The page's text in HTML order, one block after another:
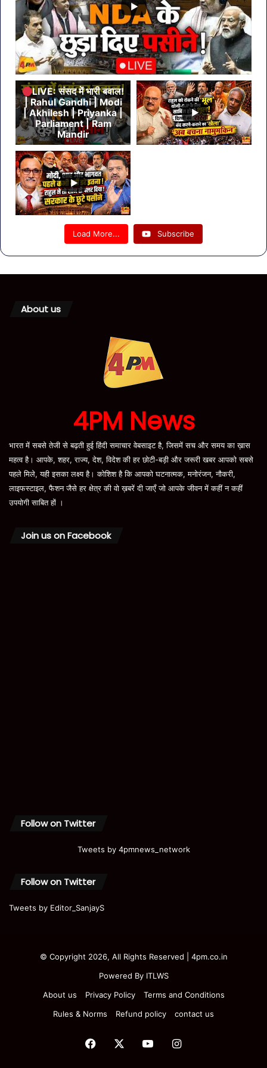
LIVE: संसद में भारी बवाल!
| Rahul Gandhi | Modi
| Akhilesh | Priyanka |
Parliament | Ram
Mandir
Load More... Subscribe
About us
4PM News
भारत में सबसे तेजी से बढ़ती हुई हिंदी समाचार वेबसाइट है, जिसमें सच और समय का ख़ास
महत्व है। आपके, शहर, राज्य, देश, विदेश की हर छोटी-बड़ी और जरूरी खबर आपको सबसे
पहले मिले, यही इसका लक्ष्य है। कोशिश है कि आपको घटनात्मक, मनोरंजन, नौकरी,
लाइफस्टाइल, फैशन जैसे हर क्षेत्र की वो ख़बरें दी जाएँ जो आपके जीवन में कहीं न कहीं
उपयोगी साबित हों ।
Join us on Facebook
Follow on Twitter
Tweets by 4pmnews_network
Follow on Twitter
Tweets by Editor_SanjayS
© Copyright 2026, All Rights Reserved | 4pm.co.in
Powered By ITLWS
About us
Privacy Policy
Terms and Conditions
Rules & Norms
Refund policy contact us
Facebook YouTubeInstagram